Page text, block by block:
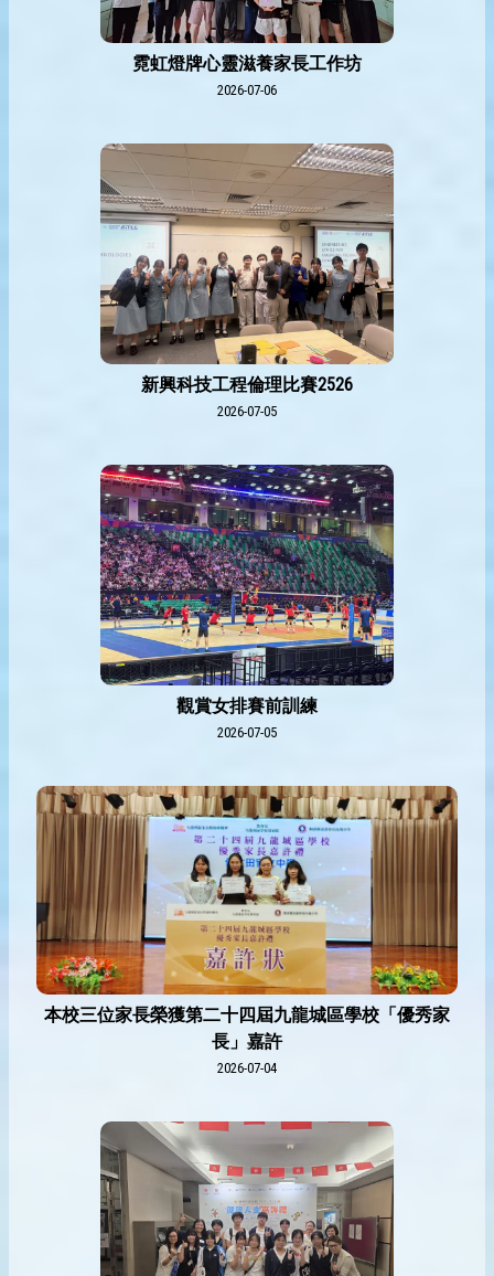
霓虹燈牌心靈滋養家長工作坊
2026-07-06
新興科技工程倫理比賽2526
2026-07-05
觀賞女排賽前訓練
2026-07-05
本校三位家長榮獲第二十四屆九龍城區學校「優秀家
長」嘉許
2026-07-04